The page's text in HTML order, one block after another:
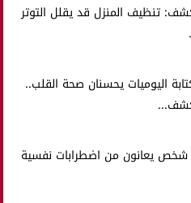
تنظيف المنزل قد يقلل التوتر
اليوميات يحسنان صحة القلب..
شخص يعانون من اضطرابات نفسية